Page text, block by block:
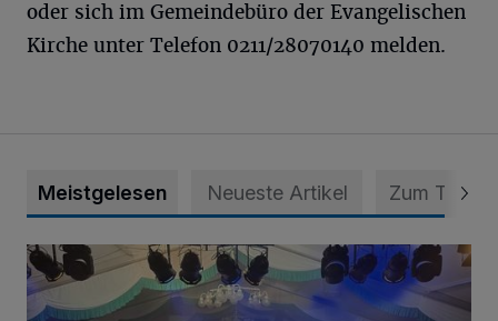
oder sich im Gemeindebüro der Evangelischen
Kirche unter Telefon 0211/28070140 melden.
Meistgelesen Neueste Artikel Zum Thema
Viele Bilder: Toller Auftakt des Unterbacher